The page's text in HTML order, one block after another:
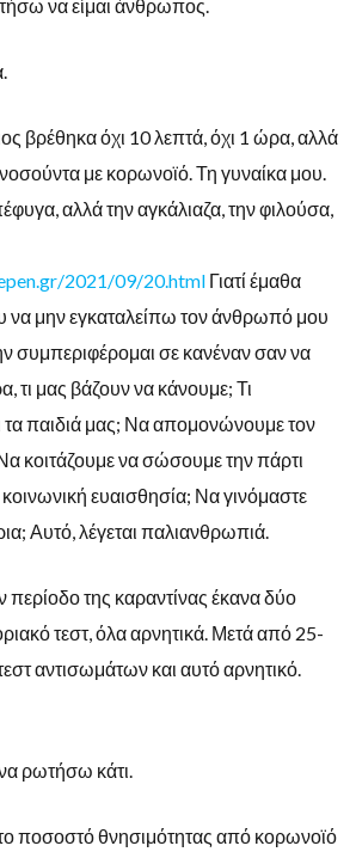
να είμαι άνθρωπος.
βρέθηκα όχι 10 λεπτά, όχι 1 ώρα, αλλά
με κορωνοϊό. Τη γυναίκα μου.
αλλά την αγκάλιαζα, την φιλούσα,
2021/09/20.html Γιατί έμαθα
να μην εγκαταλείπω τον άνθρωπό μου
συμπεριφέρομαι σε κανέναν σαν να
τι μας βάζουν να κάνουμε; Τι
τα παιδιά μας; Να απομονώνουμε τον
κοιτάζουμε να σώσουμε την πάρτι
ευαισθησία; Να γινόμαστε
Αυτό, λέγεται παλιανθρωπιά.
περίοδο της καραντίνας έκανα δύο
τεστ, όλα αρνητικά. Μετά από 25-
αντισωμάτων και αυτό αρνητικό.
ρωτήσω κάτι.
το ποσοστό θνησιμότητας από κορωνοϊό